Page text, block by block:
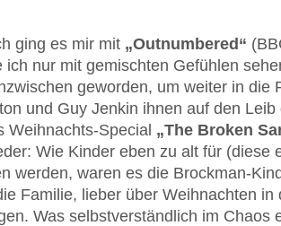
ging es mir mit „Outnumbered“
ich nur mit gemischten Gefühlen
geworden, um weiter in die
und Guy Jenkin ihnen auf den
Weihnachts-Special „The Broken
Wie Kinder eben zu alt für (diese
werden, waren es die Brockman-
Familie, lieber über Weihnachten in
Was selbstverständlich im Chaos